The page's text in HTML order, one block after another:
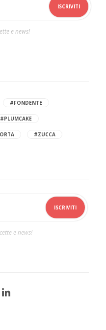
e news!
#FONDENTE
#PLUMCAKE
#ZUCCA
e news!